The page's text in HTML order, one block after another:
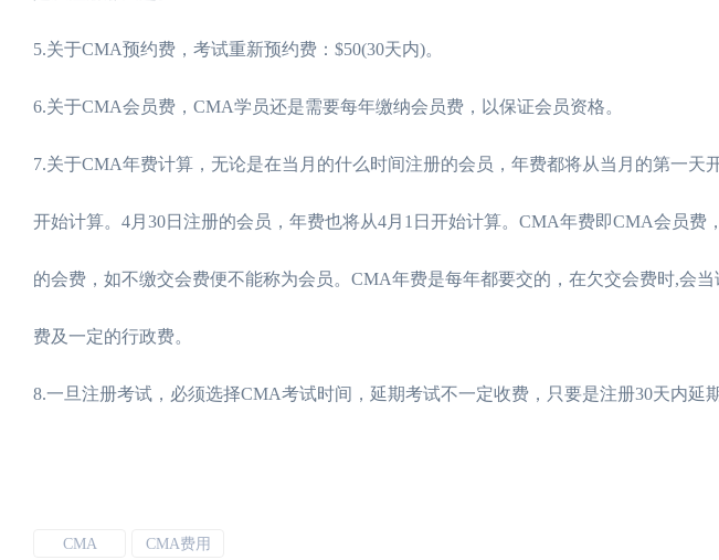
5.关于CMA预约费，考试重新预约费：$50(30天内)。
6.关于CMA会员费，CMA学员还是需要每年缴纳会员费，以保证会员资格。
7.关于CMA年费计算，无论是在当月的什么时间注册的会员，年费都将从当月的第一天
开始计算。4月30日注册的会员，年费也将从4月1日开始计算。CMA年费即CMA会员
的会费，如不缴交会费便不能称为会员。CMA年费是每年都要交的，在欠交会费时,会
费及一定的行政费。
8.一旦注册考试，必须选择CMA考试时间，延期考试不一定收费，只要是注册30天内延
CMA CMA费用